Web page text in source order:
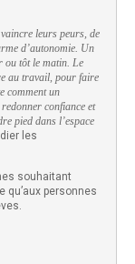
leurs peurs, de
d’autonomie. Un
ou tôt le matin. Le
au travail, pour faire
comment un
confiance et
pied dans l’espace
les
souhaitant
qu’aux personnes